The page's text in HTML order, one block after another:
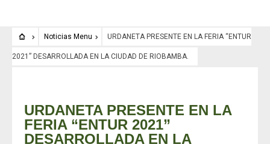
Noticias Menu URDANETA PRESENTE EN LA FERIA “ENTUR
2021” DESARROLLADA EN LA CIUDAD DE RIOBAMBA.
URDANETA PRESENTE EN LA
FERIA “ENTUR 2021”
DESARROLLADA EN LA